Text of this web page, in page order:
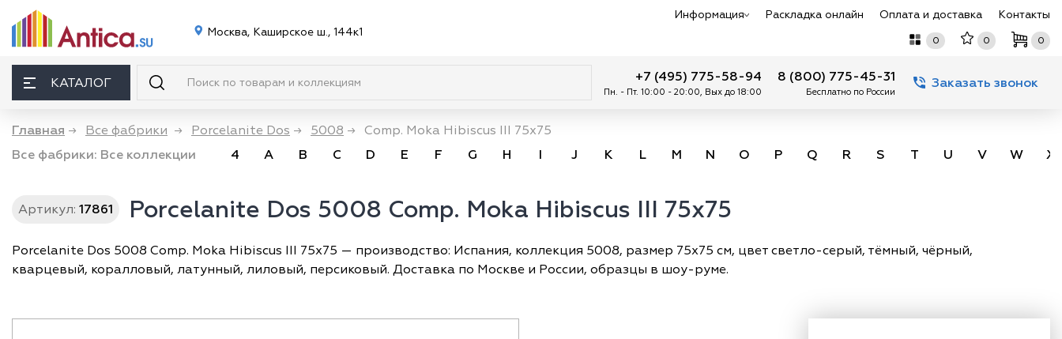
Москва, Каширское ш., 144к1
Информация Раскладка онлайн Оплата и доставка Контакты
0 0 0
КАТАЛОГ +7 (495) 775-58-94
Пн. - Пт. 10:00 - 20:00, Вых до 18:00
8 (800) 775-45-31
Бесплатно по России
Заказать звонок
Главная → Все фабрики → Porcelanite Dos → 5008 → Comp. Moka Hibiscus III 75x75
Все фабрики: Все коллекции 4 A B C D E F G H I J K L M N O P Q R S T U V W X
Артикул: 17861 Porcelanite Dos 5008 Comp. Moka Hibiscus III 75x75
Porcelanite Dos 5008 Comp. Moka Hibiscus III 75x75 — производство: Испания, коллекция 5008, размер 75х75 см, цвет светло-серый, тёмный, чёрный,
кварцевый, коралловый, латунный, лиловый, персиковый. Доставка по Москве и России, образцы в шоу-руме.